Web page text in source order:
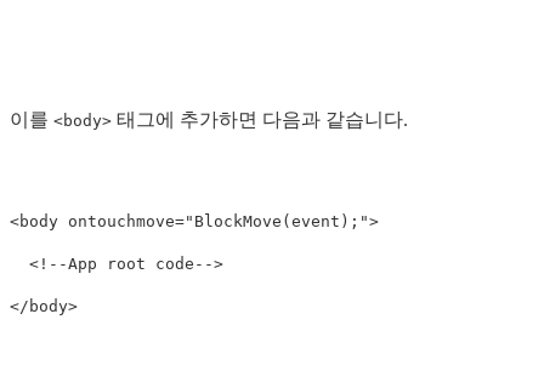
이를 <body> 태그에 추가하면 다음과 같습니다.
<body ontouchmove="BlockMove(event);">
<!--App root code-->
</body>